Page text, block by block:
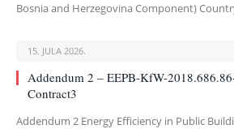
Bosnia and Herzegovina Component)
15. JULA 2026.
Addendum 2 – EEPB-KfW-
Contract3
Addendum 2 Energy Efficiency in Public